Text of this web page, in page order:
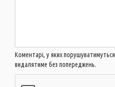
Коментарі, у яких порушуватимуться
видалятиме без попереджень.